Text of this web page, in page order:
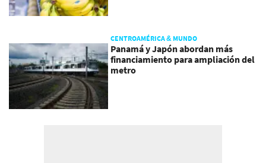
CENTROAMÉRICA & MUNDO
Panamá y Japón abordan más
financiamiento para ampliación del
metro